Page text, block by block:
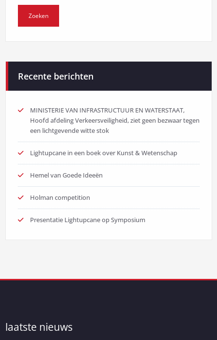
Recente berichten
MINISTERIE VAN INFRASTRUCTUUR EN WATERSTAAT,
Hoofd afdeling Verkeersveiligheid, ziet geen bezwaar tegen
een lichtgevende witte stok
Lightupcane in een boek over Kunst & Wetenschap
Hemel van Goede Ideeën
Holman competition
Presentatie Lightupcane op Symposium
laatste nieuws